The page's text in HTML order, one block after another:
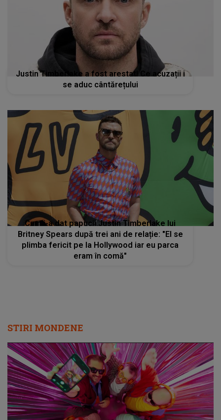
Justin Timberlake a fost arestat! Ce acuzații i
se aduc cântărețului
Cum i-a dat papucii Justin Timberlake lui
Britney Spears după trei ani de relație: "El se
plimba fericit pe la Hollywood iar eu parca
eram în comă"
STIRI MONDENE